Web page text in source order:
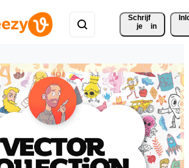
Schrijf
je
in